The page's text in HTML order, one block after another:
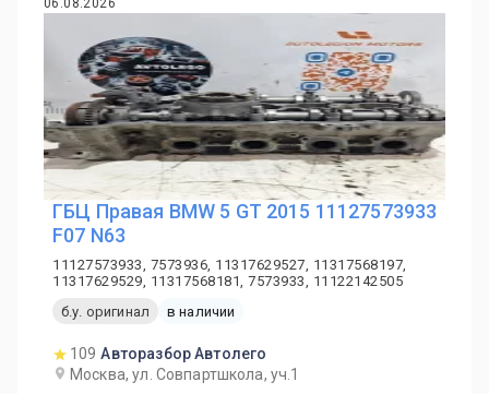
06.08.2026
ГБЦ Правая BMW 5 GT 2015 11127573933
F07 N63
11127573933, 7573936, 11317629527, 11317568197,
11317629529, 11317568181, 7573933, 11122142505
б.у. оригинал
в наличии
109 Авторазбор Автолего
Москва, ул. Совпартшкола, уч.1